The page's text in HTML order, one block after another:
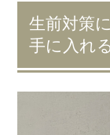
生前対策
手に入れ